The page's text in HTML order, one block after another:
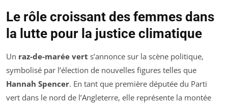
Le rôle croissant des femmes dans
la lutte pour la justice climatique
Un raz-de-marée vert s’annonce sur la scène politique,
symbolisé par l’élection de nouvelles figures telles que
Hannah Spencer. En tant que première députée du Parti
vert dans le nord de l’Angleterre, elle représente la montée